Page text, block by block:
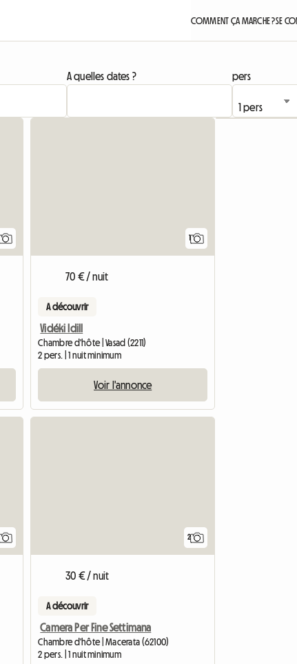
COMMENT ÇA MARCHE ?SE
A quelles dates ? pers
1
70 € / nuit
A découvrir
Vidéki Idill
Chambre d'hôte | Vasad (2211)
2 pers. | 1 nuit minimum
Voir l'annonce
2
30 € / nuit
A découvrir
Camera Per Fine Settimana
Chambre d'hôte | Macerata (62100)
2 pers. | 1 nuit minimum